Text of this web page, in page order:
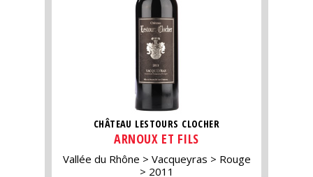
CHÂTEAU LESTOURS CLOCHER
ARNOUX ET FILS
Vallée du Rhône Vacqueyras
Rouge
2011